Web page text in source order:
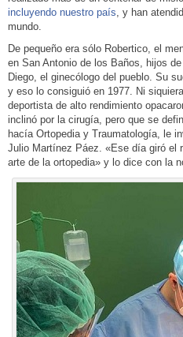
incluyendo nuestro país, y han
mundo.
De pequeño era sólo Robertico, el
en San Antonio de los Baños, hijos
Diego, el ginecólogo del pueblo. Su
y eso lo consiguió en 1977. Ni
deportista de alto rendimiento
inclinó por la cirugía, pero que se
hacía Ortopedia y Traumatología, le
Julio Martínez Páez. «Ese día giró el
arte de la ortopedia» y lo dice con la